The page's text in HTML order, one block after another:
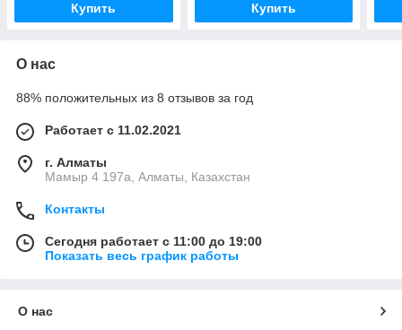
Купить Купить
О нас
88% положительных из 8 отзывов за год
Работает с 11.02.2021
г. Алматы
Мамыр 4 197а, Алматы, Казахстан
Контакты
Сегодня работает с 11:00 до 19:00
Показать весь график работы
О нас